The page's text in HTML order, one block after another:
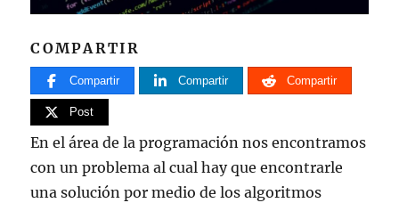
COMPARTIR
Compartir Compartir Compartir
Post
En el área de la programación nos encontramos
con un problema al cual hay que encontrarle
una solución por medio de los algoritmos